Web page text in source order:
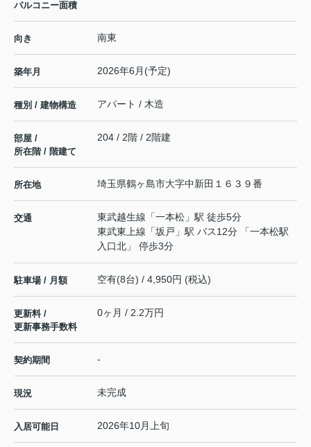
バルコニー面積
向き 南東
築年月 2026年6月(予定)
種別 / 建物構造 アパート / 木造
部屋 /
所在階 / 階建て
204 / 2階 / 2階建
所在地 埼玉県鶴ヶ島市大字中新田 １６３９番
交通 東武越生線 「一本松 」駅 徒歩5分
東武東上線 「坂戸 」駅 バス12分 「一本松駅
入口北」 停歩3分
駐車場 / 月額 空有(8台) / 4,950円 (税込)
更新料 /
更新事務手数料
0ヶ月 / 2.2万円
契約期間 -
現況 未完成
入居可能日 2026年10月上旬